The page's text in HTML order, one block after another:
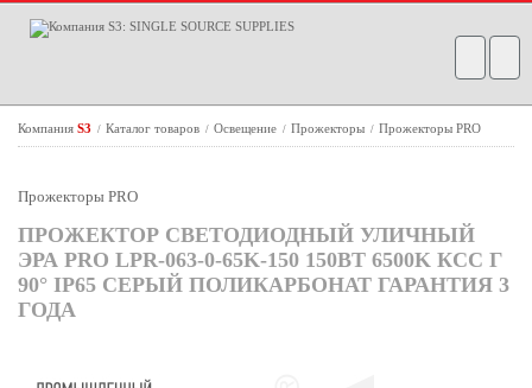
Компания S3 / Каталог товаров / Освещение / Прожекторы / Прожекторы PRO
Прожекторы PRO
ПРОЖЕКТОР СВЕТОДИОДНЫЙ УЛИЧНЫЙ
ЭРА PRO LPR-063-0-65K-150 150ВТ 6500K КСС Г
90° IP65 СЕРЫЙ ПОЛИКАРБОНАТ ГАРАНТИЯ 3
ГОДА